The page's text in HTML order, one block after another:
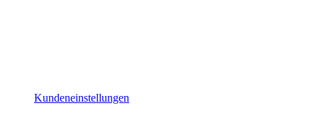
Kundeneinstellungen